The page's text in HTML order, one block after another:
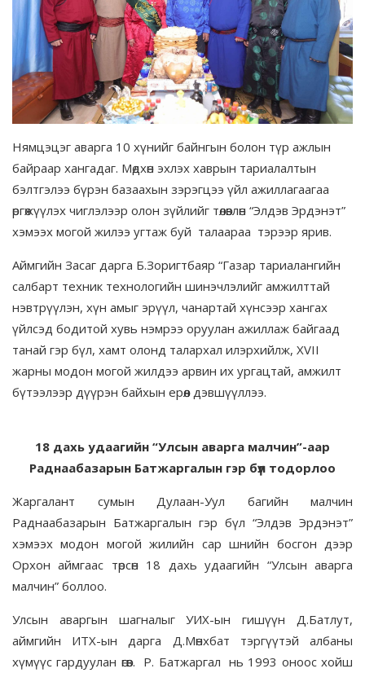
Нямцэцэг аварга 10 хүнийг байнгын болон түр ажлын
байраар хангадаг. Мөдхөн эхлэх хаврын тариалалтын
бэлтгэлээ бүрэн базаахын зэрэгцээ үйл ажиллагаагаа
өргөжүүлэх чиглэлээр олон зүйлийг төлөвлөн “Элдэв Эрдэнэт”
хэмээх могой жилээ угтаж буй талаараа тэрээр ярив.
Аймгийн Засаг дарга Б.Зоригтбаяр “Газар тариалангийн
салбарт техник технологийн шинэчлэлийг амжилттай
нэвтрүүлэн, хүн амыг эрүүл, чанартай хүнсээр хангах
үйлсэд бодитой хувь нэмрээ оруулан ажиллаж байгаад
танай гэр бүл, хамт олонд талархал илэрхийлж, XVII
жарны модон могой жилдээ арвин их ургацтай, амжилт
бүтээлээр дүүрэн байхын ерөөл дэвшүүллээ.
18 дахь удаагийн “Улсын аварга малчин”-аар
Раднаабазарын Батжаргалын гэр бүл тодорлоо
Жаргалант сумын Дулаан-Уул багийн малчин
Раднаабазарын Батжаргалын гэр бүл “Элдэв Эрдэнэт”
хэмээх модон могой жилийн сар шнийн босгон дээр
Орхон аймгаас төрсөн 18 дахь удаагийн “Улсын аварга
малчин” боллоо.
Улсын аваргын шагналыг УИХ-ын гишүүн Д.Батлут,
аймгийн ИТХ-ын дарга Д.Мөнхбат тэргүүтэй албаны
хүмүүс гардуулан өгөв. Р. Батжаргал нь 1993 оноос хойш